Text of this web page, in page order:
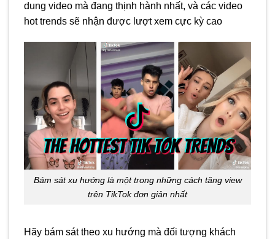
dung video mà đang thịnh hành nhất, và các video
hot trends sẽ nhận được lượt xem cực kỳ cao
Bám sát xu hướng là một trong những cách tăng view
trên TikTok đơn giản nhất
Hãy bám sát theo xu hướng mà đối tượng khách